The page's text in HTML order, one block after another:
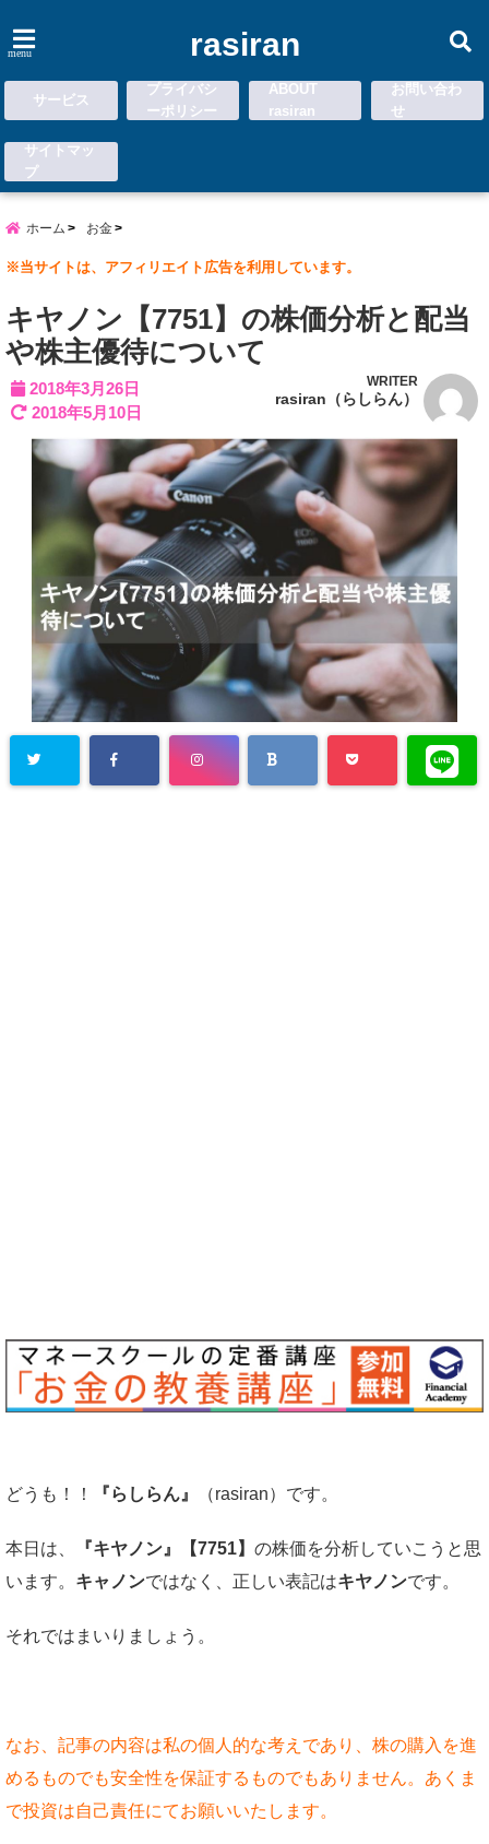
menu rasiran
サービス
プライバシ
ーポリシー
ABOUT
rasiran
お問い合わ
せ
サイトマッ
プ
ホーム お金
※当サイトは、アフィリエイト広告を利用しています。
キヤノン【7751】の株価分析と配当
や株主優待について
2018年3月26日
2018年5月10日
WRITER
rasiran（らしらん）
どうも！！ 『らしらん』 （rasiran）です。
本日は、 『キヤノン』【7751】 の株価を分析していこうと思
います。 キャノンではなく、正しい表記はキヤノンです。
それではまいりましょう。
なお、記事の内容は私の個人的な考えであり、株の購入を進
めるものでも安全性を保証するものでもありません。あくま
で投資は自己責任にてお願いいたします。